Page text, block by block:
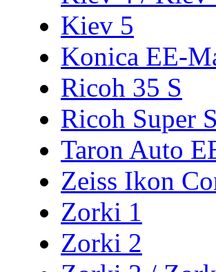
Kiev 5
Konica EE-
Ricoh 35 S
Ricoh Super
Taron Auto
Zeiss Ikon
Zorki 1
Zorki 2